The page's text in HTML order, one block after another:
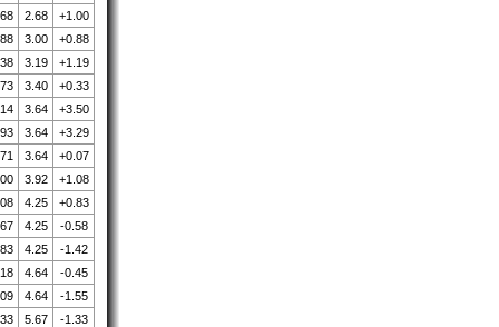
2.68
+1.00
3.00
+0.88
3.19
+1.19
3.40
+0.33
3.64
+3.50
3.64
+3.29
3.64
+0.07
3.92
+1.08
4.25
+0.83
4.25
-0.58
4.25
-1.42
4.64
-0.45
4.64
-1.55
5.67
-1.33